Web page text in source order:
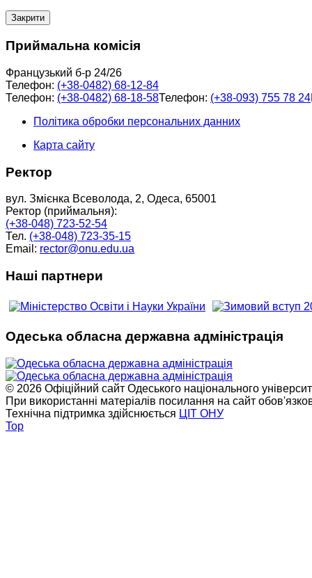
Закрити
Приймальна комісія
Французький б-р 24/26
Телефон: (+38-0482) 68-12-84
Телефон: (+38-0482) 68-18-58Телефон: (+38-093) 755 78 24
Політика обробки персональних данних
Карта сайту
Ректор
вул. Змієнка Всеволода, 2, Одеса, 65001
Ректор (приймальня):
(+38-048) 723-52-54
Тел. (+38-048) 723-35-15
Email: rector@onu.edu.ua
Наші партнери
Одеська обласна державна адміністрація
© 2026 Офіційний сайт Одеського національного
При використанні матеріалів посилання на сайт
Технічна підтримка здійснюється ЦІТ ОНУ
Top